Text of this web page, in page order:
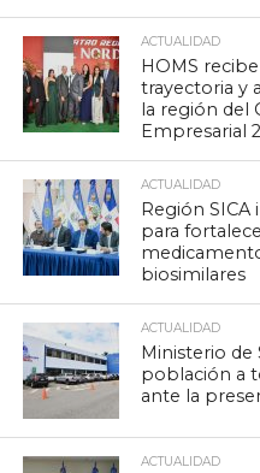
ACTUALIDAD
HOMS
trayectoria y
la región del
Empresarial
ACTUALIDAD
Región
para
biosimilares
ACTUALIDAD
Ministerio de
población a
ante la
ACTUALIDAD